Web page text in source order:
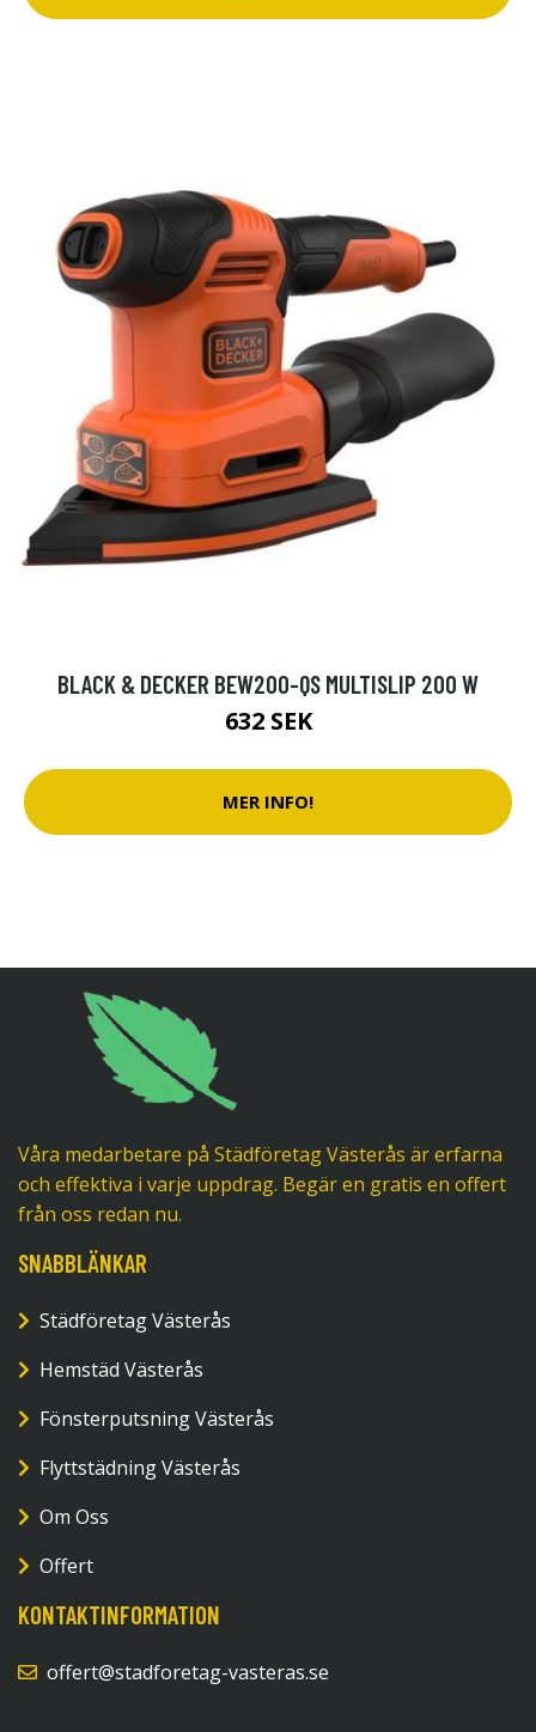
BLACK & DECKER BEW200-QS MULTISLIP 200 W
632 SEK
MER INFO!
Våra medarbetare på Städföretag Västerås är erfarna
och effektiva i varje uppdrag. Begär en gratis en offert
från oss redan nu.
SNABBLÄNKAR
Städföretag Västerås
Hemstäd Västerås
Fönsterputsning Västerås
Flyttstädning Västerås
Om Oss
Offert
KONTAKTINFORMATION
offert@stadforetag-vasteras.se